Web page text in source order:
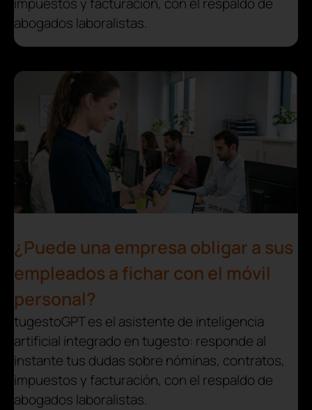
impuestos y facturación, con el respaldo de
abogados laboralistas.
¿Puede una empresa obligar a sus
empleados a fichar con el móvil
personal?
tugestoGPT es el asistente de inteligencia
artificial integrado en tugesto: responde al
instante tus dudas sobre nóminas, contratos,
impuestos y facturación, con el respaldo de
abogados laboralistas.